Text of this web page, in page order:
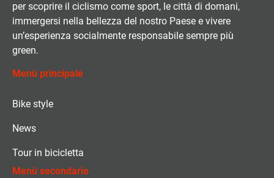
per scoprire il ciclismo come sport, le città di domani,
immergersi nella bellezza del nostro Paese e vivere
un’esperienza socialmente responsabile sempre più
green.
Menù principale
Bike style
News
Tour in bicicletta
Menù secondario